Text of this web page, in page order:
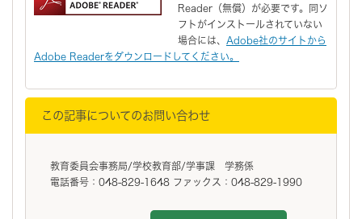
Reader（無償）が必要です。同ソ
フトがインストールされていない
場合には、 Adobe社のサイトから
Adobe Readerをダウンロードしてください。
この記事についてのお問い合わせ
教育委員会事務局/学校教育部/学事課 学務係
電話番号：048-829-1648 ファックス：048-829-1990